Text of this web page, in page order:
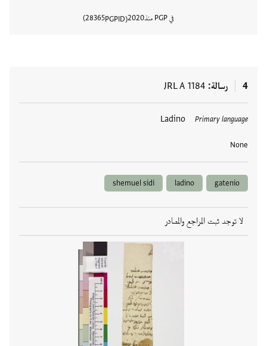
في PGP منذ 2020
PGPID
28365
4 رسالة JRL A 1184
Primary language
Ladino
None
العلامات
gatenio
ladino
shemuel sidi
لا توجد ثبت المراجع والمصادر